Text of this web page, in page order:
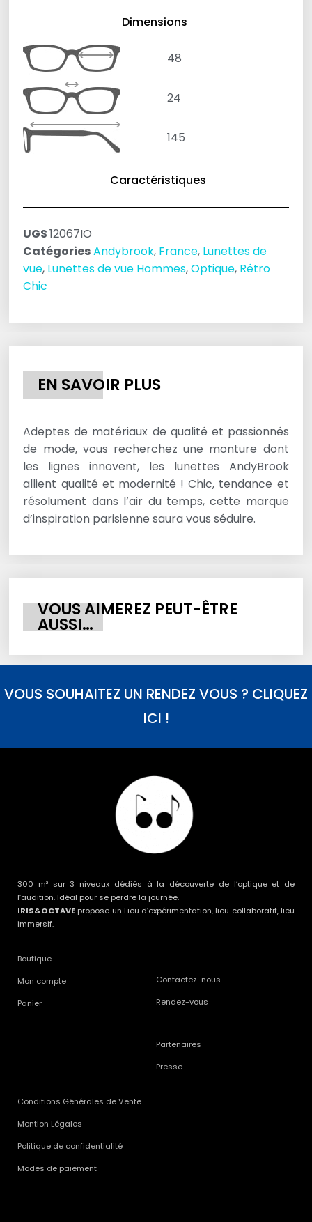
Dimensions
48
24
145
Caractéristiques
UGS12067IO
CatégoriesAndybrook, France, Lunettes de
vue, Lunettes de vue Hommes,Optique, Rétro
Chic
EN SAVOIR PLUS
Adeptes de matériaux de qualité et passionnés
de mode, vous recherchez une monture dont
les lignes innovent, les lunettes AndyBrook
allient qualité et modernité ! Chic, tendance et
résolument dans l’air du temps, cette marque
d’inspiration parisienne saura vous séduire.
VOUS AIMEREZ PEUT-ÊTRE
AUSSI…
VOUS SOUHAITEZ UN RENDEZ VOUS ? CLIQUEZ
ICI !
300 m² sur 3 niveaux dédiés à la découverte de l’optique et de
l’audition. Idéal pour se perdre la journée.
IRIS&OCTAVE propose un Lieu d’expérimentation, lieu collaboratif, lieu
immersif.
Boutique
Mon compte
Panier
Contactez-nous
Rendez-vous
Partenaires
Presse
Conditions Générales de Vente
Mention Légales
Politique de confidentialité
Modes de paiement